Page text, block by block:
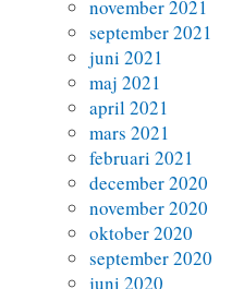
november 2021
september 2021
juni 2021
maj 2021
april 2021
mars 2021
februari 2021
december 2020
november 2020
oktober 2020
september 2020
juni 2020